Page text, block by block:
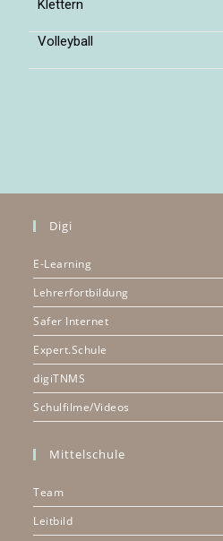
Klettern
Volleyball
Digi
E-Learning
Lehrerfortbildung
Safer Internet
Expert.Schule
digiTNMS
Schulfilme/Videos
Mittelschule
Team
Leitbild